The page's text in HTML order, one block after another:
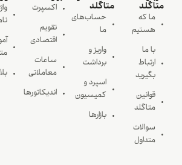
متاگلد
ما که
هستیم
با ما
ارتباط
بگیرید
قوانین
متاگلد
سوالات
متداول
متاگلد
حساب‌های
ما
واریز و
برداشت
اسپرد و
کمیسیون
بازارها
اکسپرت
تقویم
اقتصادی
ساعات
معاملاتی
اندیکاتورها